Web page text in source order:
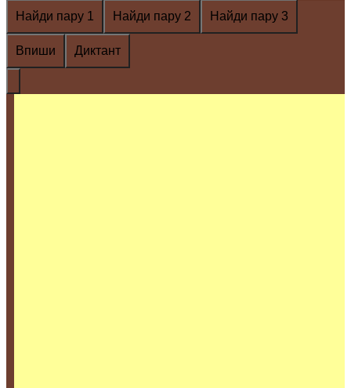
Найди пару 1
Найди пару 2 Найди пару 3
Впиши Диктант